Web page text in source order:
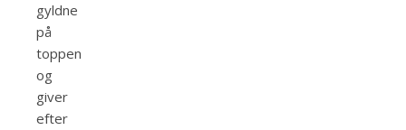
gyldne
på
toppen
og
giver
efter